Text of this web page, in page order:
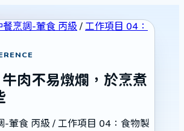
烹調-葷食 丙級 / 工作項目 04：
牛肉不易燉爛，於烹煮
-葷食 丙級 / 工作項目 04：食物製